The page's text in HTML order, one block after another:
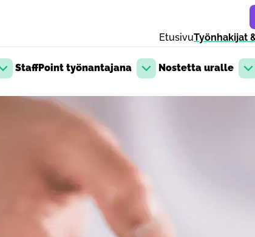
EtusivuTyönhakijat
Avaa pudotusvalikko
StaffPoint työnantajana
Avaa pudotusvalikko
Nostetta uralle